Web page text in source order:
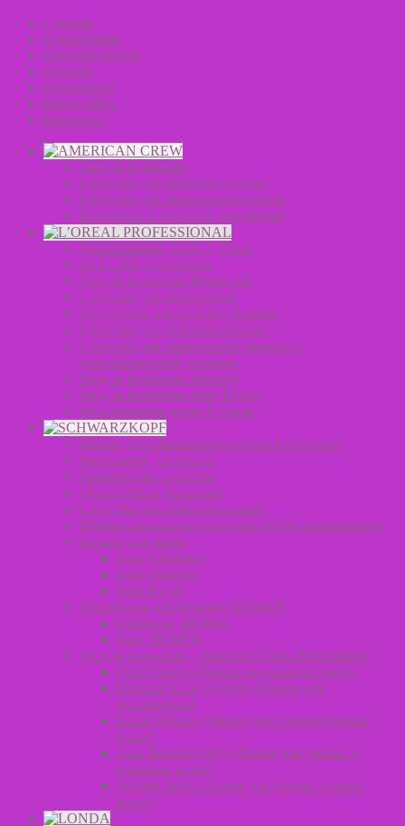
Главная
О компании
Производители
Отзывы
Оптовикам
Карта сайта
Контакты
Уход за волосами
Средства для стайлинга волос
Средства для окрашивания волос
Косметика и средства для бритья
Окрашивание волос L’Oreal
Hair Color Accessories
Уход за волосами Mythic Oil
Средства для осветления
Продукция для мужчин Homme
Средства для стайлинга волос
Средства для химической завивки и
долговременной укладки
Уход за волосами Serioxyl
Уход за волосами Serie Expert
Окрашивание волос L’Oreal
Краска для окрашивания бровей и ресниц
Оксиданты для волос
Химические средства
Осветлители для волос
Средства для стайлинга волос
Профессиональные средства после окрашивания
Краски для волос
Igora Absolutes
Igora Highlifts
Igora Royal
Продукция для мужчин 3D MEN
Стайлинг 3D Men
Уход 3D MEN
Уход за волосами – Bonacure Clean Performance
Color Freeze (Линия для защиты цвета)
Moisture Kick Glycerol (Линия для
увлажнения)
Repair Rescue (Линия для поврежденных
волос)
Time Restore Q10+ (Линия для зрелых и
длинных волос)
Volume Boost (Линия для объема тонких
волос)